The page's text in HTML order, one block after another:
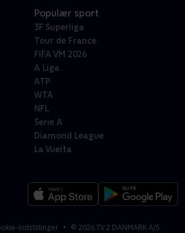
Populær sport
3F Superliga
Tour de France
FIFA VM 2026
A Liga
ATP
WTA
NFL
Serie A
Diamond League
La Vuelta
indstillinger © 2026TV 2 DANMARK A/S